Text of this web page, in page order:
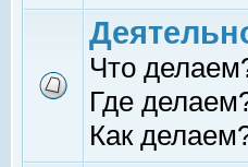
Что
Где
Как